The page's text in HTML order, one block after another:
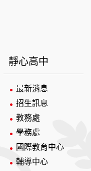
靜心高中
最新消息
招生訊息
教務處
學務處
國際教育中心
輔導中心